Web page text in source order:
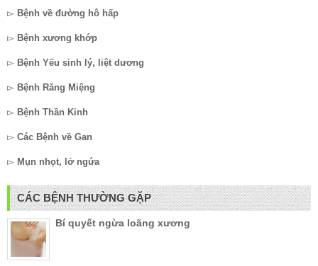
▻ Bệnh về đường hô hấp
▻ Bệnh xương khớp
▻ Bệnh Yếu sinh lý, liệt dương
▻ Bệnh Răng Miệng
▻ Bệnh Thần Kinh
▻ Các Bệnh về Gan
▻ Mụn nhọt, lở ngứa
CÁC BỆNH THƯỜNG GẶP
Bí quyết ngừa loãng xương